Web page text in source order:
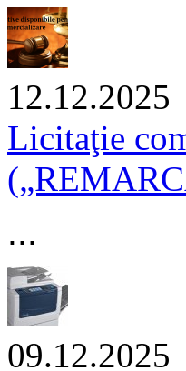
12.12.2025
Licitaţie
...
09.12.2025